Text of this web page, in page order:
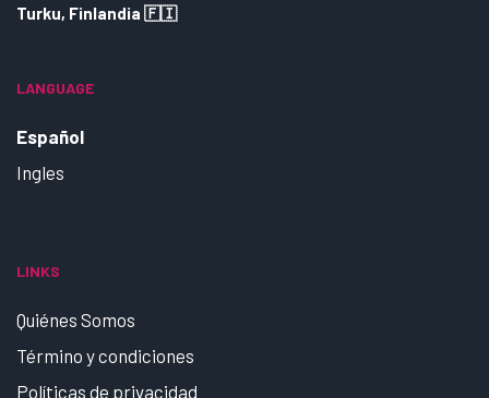
Turku, Finlandia 🇫🇮
LANGUAGE
Español
Ingles
LINKS
Quiénes Somos
Término y condiciones
Políticas de privacidad